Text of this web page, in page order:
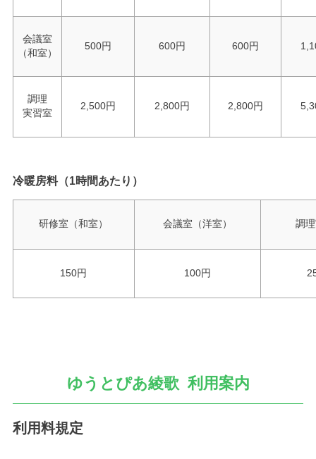
会議室
（和室）
500円 600円 600円
調理
実習室
2,500円 2,800円 2,800円
冷暖房料（1時間あたり）
研修室（和室） 会議室（洋室） 調
150円 100円
ゆうとぴあ綾歌 利用案内
利用料規定